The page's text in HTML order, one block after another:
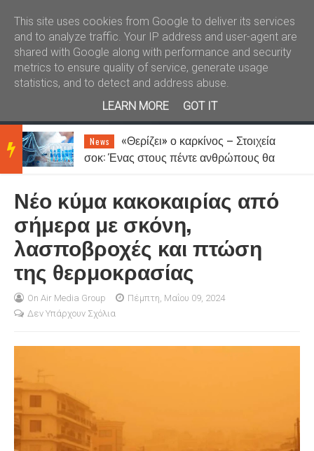
Καλώς ήλθατε Kral News
BRE
AKIN
NEW
News
«Θερίζει» ο καρκίνος – Στοιχεία
σοκ: Ένας στους πέντε ανθρώπους θα
Νέο κύμα κακοκαιρίας από
σήμερα με σκόνη,
λασποβροχές και πτώση
της θερμοκρασίας
On Air Media Group
Πέμπτη, Μαΐου 09, 2024
Δεν Υπάρχουν Σχόλια
This site uses cookies from Google to deliver its services
and to analyze traffic. Your IP address and user-agent are
shared with Google along with performance and security
metrics to ensure quality of service, generate usage
statistics, and to detect and address abuse.
LEARN MORE
GOT IT